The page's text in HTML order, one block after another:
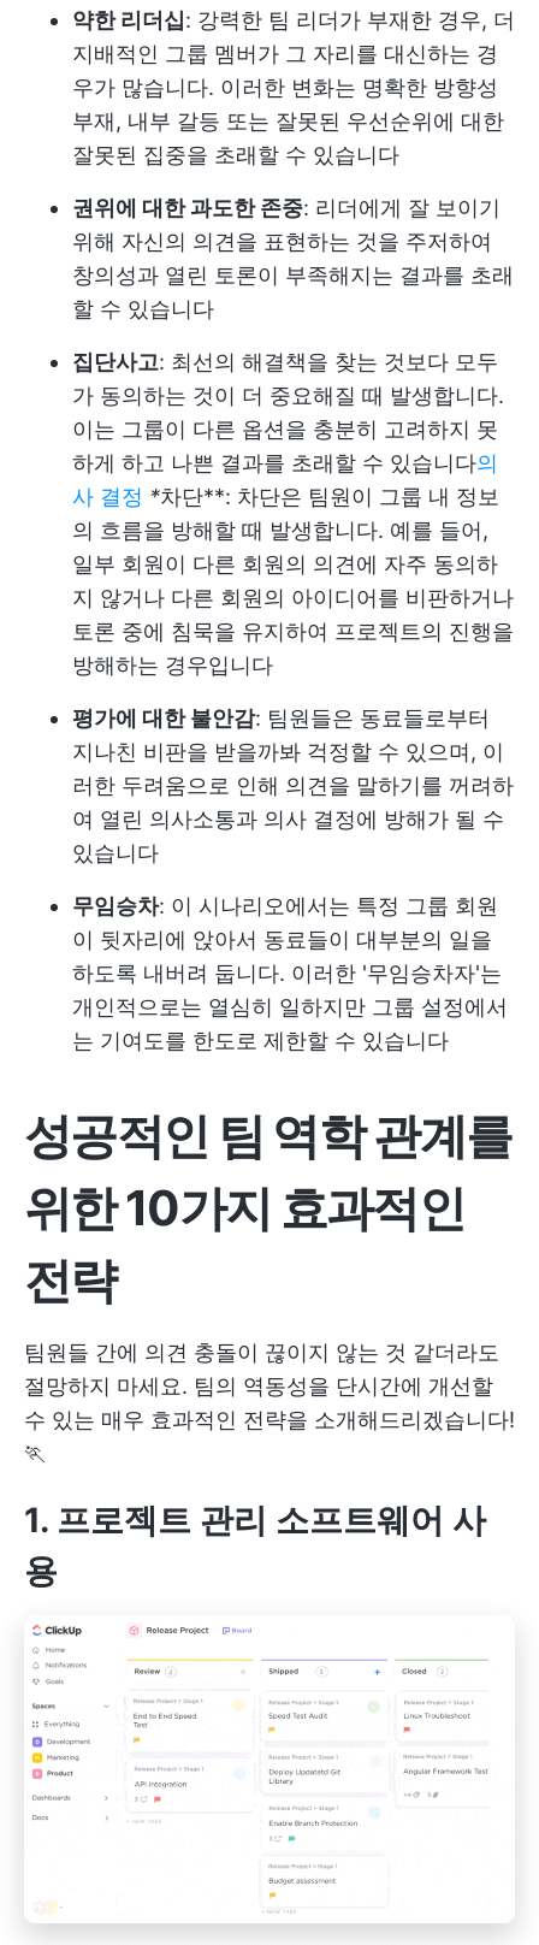
약한 리더십: 강력한 팀 리더가 부재한 경우, 더
지배적인 그룹 멤버가 그 자리를 대신하는 경
우가 많습니다. 이러한 변화는 명확한 방향성
부재, 내부 갈등 또는 잘못된 우선순위에 대한
잘못된 집중을 초래할 수 있습니다
권위에 대한 과도한 존중: 리더에게 잘 보이기
위해 자신의 의견을 표현하는 것을 주저하여
창의성과 열린 토론이 부족해지는 결과를 초래
할 수 있습니다
집단사고: 최선의 해결책을 찾는 것보다 모두
가 동의하는 것이 더 중요해질 때 발생합니다.
이는 그룹이 다른 옵션을 충분히 고려하지 못
하게 하고 나쁜 결과를 초래할 수 있습니다의
사 결정 *차단**: 차단은 팀원이 그룹 내 정보
의 흐름을 방해할 때 발생합니다. 예를 들어,
일부 회원이 다른 회원의 의견에 자주 동의하
지 않거나 다른 회원의 아이디어를 비판하거나
토론 중에 침묵을 유지하여 프로젝트의 진행을
방해하는 경우입니다
평가에 대한 불안감: 팀원들은 동료들로부터
지나친 비판을 받을까봐 걱정할 수 있으며, 이
러한 두려움으로 인해 의견을 말하기를 꺼려하
여 열린 의사소통과 의사 결정에 방해가 될 수
있습니다
무임승차: 이 시나리오에서는 특정 그룹 회원
이 뒷자리에 앉아서 동료들이 대부분의 일을
하도록 내버려 둡니다. 이러한 '무임승차자'는
개인적으로는 열심히 일하지만 그룹 설정에서
는 기여도를 한도로 제한할 수 있습니다
성공적인 팀 역학 관계를
위한 10가지 효과적인
전략
팀원들 간에 의견 충돌이 끊이지 않는 것 같더라도
절망하지 마세요. 팀의 역동성을 단시간에 개선할
수 있는 매우 효과적인 전략을 소개해드리겠습니다!
🏃
1. 프로젝트 관리 소프트웨어 사
용